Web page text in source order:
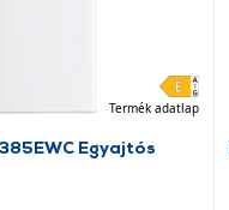
Termék adatlap
Egyajtós